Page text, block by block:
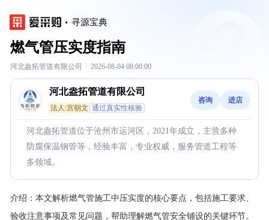
寻源宝典
燃气管压实度指南
河北盎拓管道有限公司 · 2026-08-04 08:00:00
河北盎拓管道有限公司
法人:宫朝文 通过真实性核验
咨询 进店
河北盎拓管道位于沧州市运河区，2021年成立，主营多种
防腐保温钢管等，经验丰富，专业权威，服务管道工程等
多领域。
介绍： 本文解析燃气管施工中压实度的核心要点，包括施工要求、
验收注意事项及常见问题，帮助理解燃气管安全铺设的关键环节。